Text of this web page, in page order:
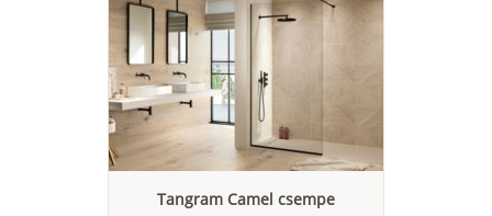
Tangram Camel csempe